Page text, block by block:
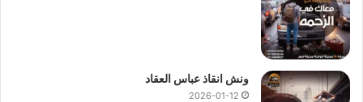
ونش انقاذ عباس العقاد
2026-01-12